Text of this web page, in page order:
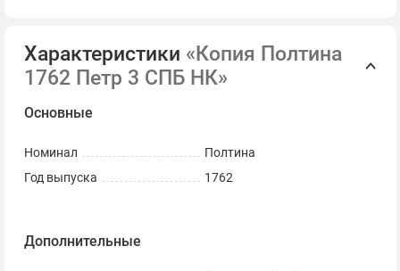
Характеристики «Копия Полтина
1762 Петр 3 СПБ НК»
Основные
Номинал
Полтина
Год выпуска
1762
Дополнительные